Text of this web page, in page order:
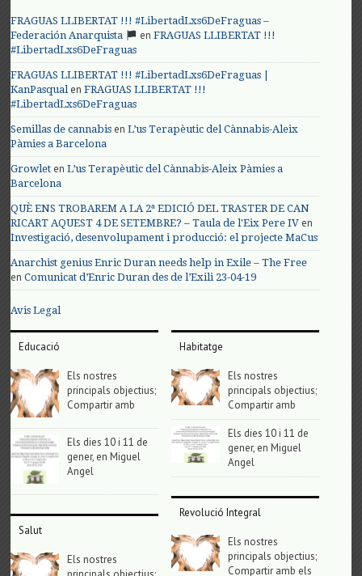
FRAGUAS LLIBERTAT !!! #LibertadLxs6DeFraguas –
Federación Anarquista
enFRAGUAS LLIBERTAT !!!
#LibertadLxs6DeFraguas
FRAGUAS LLIBERTAT !!! #LibertadLxs6DeFraguas |
KanPasqualenFRAGUAS LLIBERTAT !!!
#LibertadLxs6DeFraguas
Semillas de cannabis enL’us Terapèutic del Cànnabis-Aleix
Pàmies a Barcelona
Growlet enL’us Terapèutic del Cànnabis-Aleix Pàmies a
Barcelona
QUÈ ENS TROBAREM A LA 2ª EDICIÓ DEL TRASTER DE CAN
RICART AQUEST 4 DE SETEMBRE? – Taula de l'Eix Pere IV en
Investigació, desenvolupament i producció: el projecte MaCus
Anarchist genius Enric Duran needs help in Exile – The Free
enComunicat d’Enric Duran des de l’Exili 23-04-19
Avis Legal
Educació
Els nostres
principals objectius;
Compartir amb
Els dies 10 i 11 de
gener, en Miguel
Angel
Salut
Els nostres
Habitatge
Els nostres
principals objectius;
Compartir amb
Els dies 10 i 11 de
gener, en Miguel
Angel
Revolució Integral
Els nostres
principals objectius;
Compartir amb els